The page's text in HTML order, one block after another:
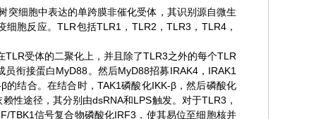
细胞中表达的单跨膜非催化受体，其识别源自微生
胞反应。TLR包括TLR1，TLR2，TLR3，TLR4，
受体的二聚化上，并且除了TLR3之外的每个TLR
衔接蛋白MyD88。然后MyD88招募IRAK4，IRAK1
结合。在结合时，TAK1磷酸化IKK-β，然后磷酸化
性途径，其分别由dsRNA和LPS触发。对于TLR3，
TBK1信号复合物磷酸化IRF3，使其易位至细胞核并